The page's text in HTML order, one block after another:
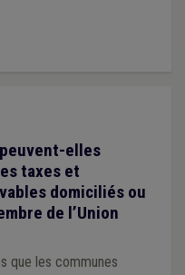
elles
taxes et
domiciliés ou
de l’Union
que les communes